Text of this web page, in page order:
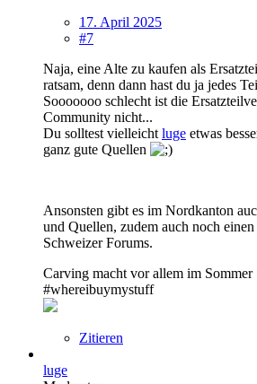
17. April 2025
#7
Naja, eine Alte zu kaufen als
ratsam, denn dann hast du ja jedes
Sooooooo schlecht ist die
Community nicht...
Du solltest vielleicht luge etwas
ganz gute Quellen
Ansonsten gibt es im Nordkanton
und Quellen, zudem auch noch
Schweizer Forums.
Carving macht vor allem im Sommer
#whereibuymystuff
Zitieren
luge